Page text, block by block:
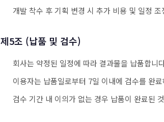
개발 착수 후 기획 변경 시 추가 비용 및 일정
제5조 (납품 및 검수)
회사는 약정된 일정에 따라 결과물을 납품합니
이용자는 납품일로부터 7일 이내에 검수를 완
검수 기간 내 이의가 없는 경우 납품이 완료된